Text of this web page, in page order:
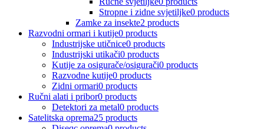
Stropne i zidne svjetiljke0 products
Zamke za insekte2 products
Razvodni ormari i kutije0 products
Industrijske utičnice0 products
Industrijski utikači0 products
Kutije za osigurače/osigurači0 products
Razvodne kutije0 products
Zidni ormari0 products
Ručni alati i pribor0 products
Detektori za metal0 products
Satelitska oprema25 products